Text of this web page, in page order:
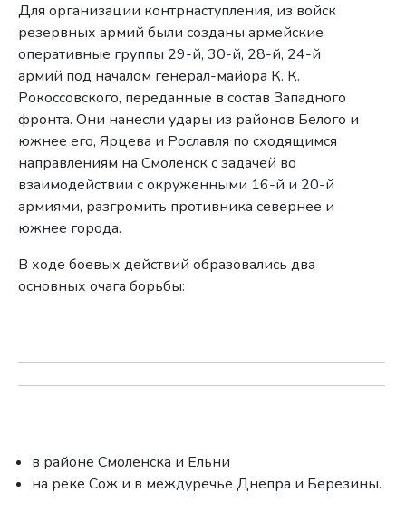
Для организации контрнаступления, из войск
резервных армий были созданы армейские
оперативные группы 29-й, 30-й, 28-й, 24-й
армий под началом генерал-майора К. К.
Рокоссовского, переданные в состав Западного
фронта. Они нанесли удары из районов Белого и
южнее его, Ярцева и Рославля по сходящимся
направлениям на Смоленск с задачей во
взаимодействии с окруженными 16-й и 20-й
армиями, разгромить противника севернее и
южнее города.
В ходе боевых действий образовались два
основных очага борьбы:
в районе Смоленска и Ельни
на реке Сож и в междуречье Днепра и Березины.